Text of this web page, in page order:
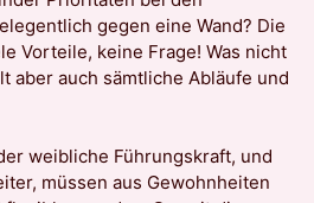
gegen eine Wand? Die
Vorteile, keine Frage! Was nicht
aber auch sämtliche Abläufe und
weibliche Führungskraft, und
müssen aus Gewohnheiten